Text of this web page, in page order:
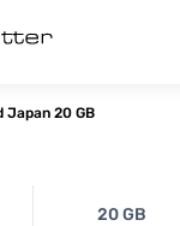
Japan 20 GB
20 GB